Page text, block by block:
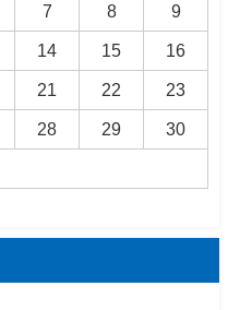
7 8 9
14 15 16
21 22 23
28 29 30